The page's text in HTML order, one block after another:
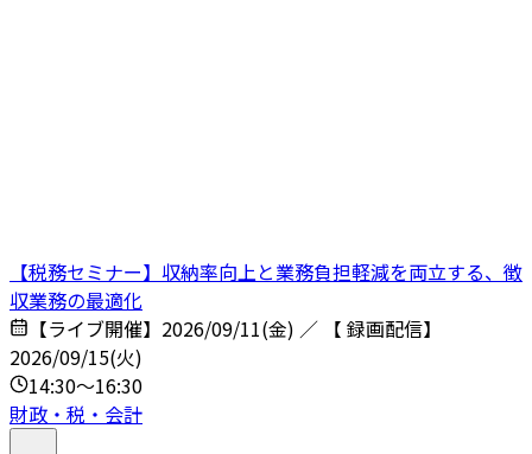
【税務セミナー】収納率向上と業務負担軽減を両立する、徴
収業務の最適化
【ライブ開催】2026/09/11(金) ／ 【 録画配信】
2026/09/15(火)
14:30～16:30
財政・税・会計